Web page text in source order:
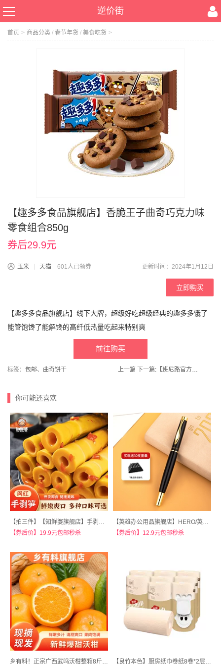
逆价街
首页 > 商品分类 / 春节年货 / 美食吃货 >
【趣多多食品旗舰店】香脆王子曲奇巧克力味
零食组合850g
券后29.9元
玉米 天猫 601人已领券 更新时间：2024年1月12日
立即购买
【趣多多食品旗舰店】线下大牌，超级好吃超级经典的趣多多饿了
能管饱馋了能解馋的高纤低热量吃起来特别爽
前往购买
标签： 包邮、 曲奇饼干 上一篇 下一篇: 【班尼路官方旗舰店】秋冬港风潮流圆领休闲中性卫衣情侣款
你可能还喜欢
【拍三件】【知鲜婆旗舰店】手剥笋开袋即食230g
【券后价】19.9元包邮秒杀
【英雄办公用品旗舰店】HERO/英雄1522钢笔铱金笔
【券后价】12.9元包邮秒杀
乡有料！正宗广西武鸣沃柑整箱8斤礼盒 【良竹本色】厨房纸巾卷纸8卷*2层厨房用纸